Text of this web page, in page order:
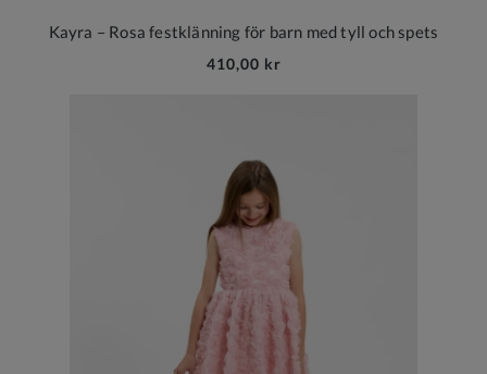
Kayra – Rosa festklänning för barn med tyll och spets
410,00 kr